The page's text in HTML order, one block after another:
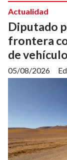
Diputado
frontera
de
Actualidad
05/08/2026